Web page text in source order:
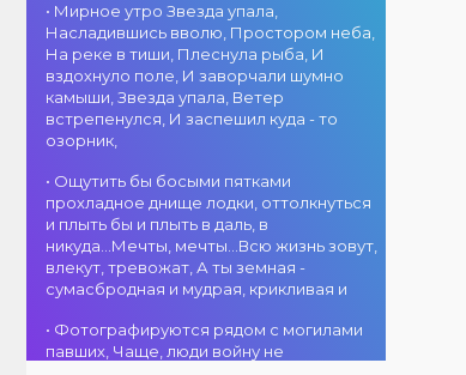
прекрасные
песни,
зажигательные
танцы и
праздничное
настроение!
ансамбля —
Шамиль
Фахрутдинов. Вас
ждут зрелищные
хореографические
постановки, яркие
ритмы и
праздничное
настроение!
областного
акимата
состоится
праздничная DJ-
программа! Вас
ждут
зажигательные
ритмы, мощная
г. Костанай дом
культуры
Костанай
завоевал Гран-
при
культуры
#REPOST
@kstnews.kz - Во
летия со дня
основания
Костанайской
области подвели
г. Костанай дом
культуры
• Мирное утро Звезда упала,
Насладившись вволю, Простором неба,
На реке в тиши, Плеснула рыба, И
вздохнуло поле, И заворчали шумно
камыши, Звезда упала, Ветер
встрепенулся, И заспешил куда - то
озорник,
• Ощутить бы босыми пятками
прохладное днище лодки, оттолкнуться
и плыть бы и плыть в даль, в
никуда...Мечты, мечты...Всю жизнь зовут,
влекут, тревожат, А ты земная -
сумасбродная и мудрая, крикливая и
• Фотографируются рядом с могилами
павших, Чаще, люди войну не